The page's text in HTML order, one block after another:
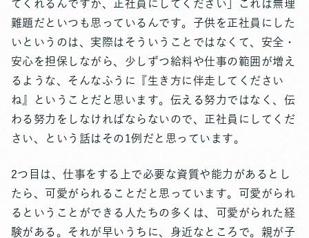
てくれるんですか、正社員にしてください」これは無理
難題だといつも思っているんです。子供を正社員にした
いというのは、実際はそういうことではなくて、安全・
安心を担保しながら、少しずつ給料や仕事の範囲が増え
るような、そんなふうに『生き方に伴走してください
ね』ということだと思います。伝える努力ではなく、伝
わる努力をしなければならないので、正社員にしてくだ
さい、という話はその1例だと思っています。
2つ目は、仕事をする上で必要な資質や能力があるとし
たら、可愛がられることだと思っています。可愛がられ
るということができる人たちの多くは、可愛がられた経
験がある。それが早いうちに、身近なところで。親が子